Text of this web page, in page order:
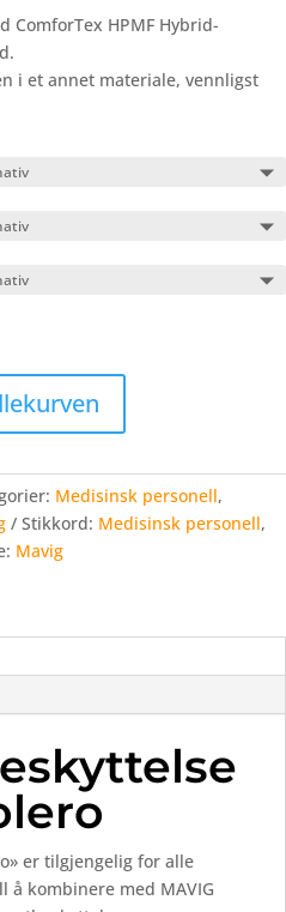
ComforTex HPMF Hybrid-
i et annet materiale, vennligst
Medisinsk personell,
Stikkord: Medisinsk personell,
Mavig
er tilgjengelig for alle
å kombinere med MAVIG